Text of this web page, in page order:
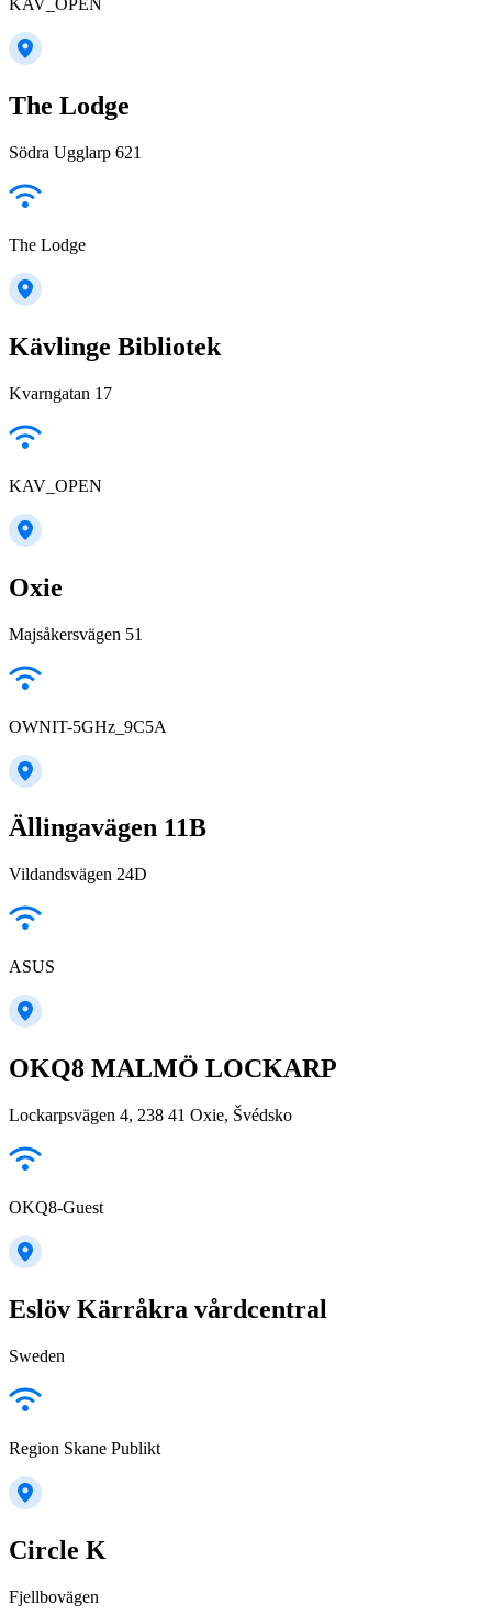
KAV_OPEN
The Lodge
Södra Ugglarp 621
The Lodge
Kävlinge Bibliotek
Kvarngatan 17
KAV_OPEN
Oxie
Majsåkersvägen 51
OWNIT-5GHz_9C5A
Ällingavägen 11B
Vildandsvägen 24D
ASUS
OKQ8 MALMÖ LOCKARP
Lockarpsvägen 4, 238 41 Oxie, Švédsko
OKQ8-Guest
Eslöv Kärråkra vårdcentral
Sweden
Region Skane Publikt
Circle K
Fjellbovägen